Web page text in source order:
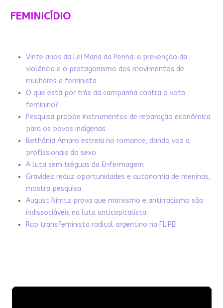
FEMINICÍDIO
Vinte anos da Lei Maria da Penha: a prevenção da
violência e o protagonismo dos movimentos de
mulheres e feminista
O que está por trás da campanha contra o voto
feminino?
Pesquisa propõe instrumentos de reparação econômica
para os povos indígenas
Bethânia Amaro estreia no romance, dando voz a
profissionais do sexo
A luta sem tréguas da Enfermagem
Gravidez reduz oportunidades e autonomia de meninas,
mostra pesquisa
August Nimtz prova que marxismo e antirracismo são
indissociáveis na luta anticapitalista
Rap transfeminista radical argentino na FLIPEI